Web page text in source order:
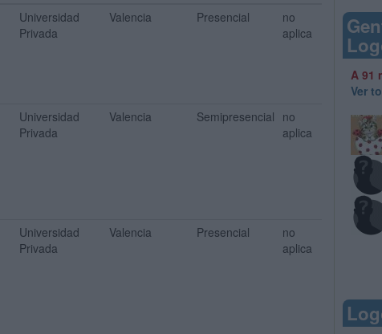
Universidad
Privada
Valencia Presencial
no
aplica
Universidad
Privada
Valencia Semipresencial no
aplica
Universidad
Privada
Valencia Presencial
no
aplica
A 91
Ver